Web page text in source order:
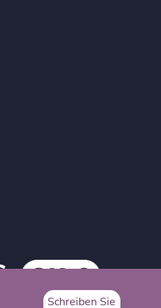
Schreiben Sie